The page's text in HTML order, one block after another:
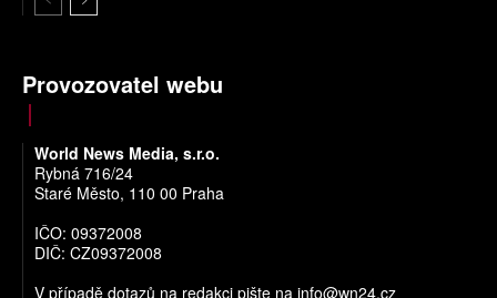
Provozovatel webu
World News Media, s.r.o.
Rybná 716/24
Staré Město, 110 00 Praha
IČO: 09372008
DIČ: CZ09372008
V případě dotazů na redakci pište na info@wn24.cz